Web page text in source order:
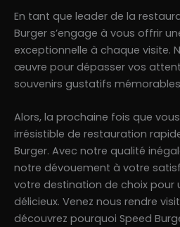
En tant que leader de la
Burger s’engage à vous offrir
exceptionnelle à chaque visite.
œuvre pour dépasser vos
souvenirs gustatifs
Alors, la prochaine fois que
irrésistible de restauration
Burger. Avec notre qualité
notre dévouement à votre
votre destination de choix pour
délicieux. Venez nous rendre
découvrez pourquoi Speed